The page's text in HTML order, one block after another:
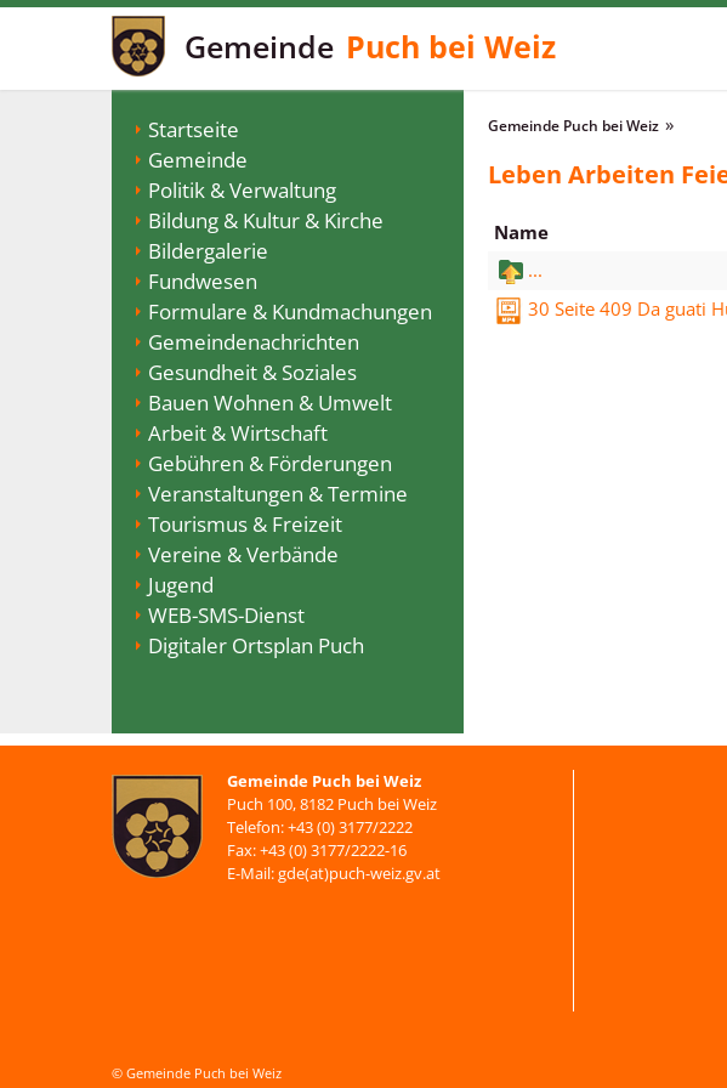
Gemeinde Puch bei Weiz
Startseite
Gemeinde
Politik & Verwaltung
Bildung & Kultur & Kirche
Bildergalerie
Fundwesen
Formulare & Kundmachungen
Gemeindenachrichten
Gesundheit & Soziales
Bauen Wohnen & Umwelt
Arbeit & Wirtschaft
Gebühren & Förderungen
Veranstaltungen & Termine
Tourismus & Freizeit
Vereine & Verbände
Jugend
WEB-SMS-Dienst
Digitaler Ortsplan Puch
Gemeinde Puch bei Weiz
Leben Arbeiten
Name
...
30 Seite 409 Da guati
Gemeinde Puch bei Weiz
Puch 100, 8182 Puch bei Weiz
Telefon: +43 (0) 3177/2222
Fax: +43 (0) 3177/2222-16
E-Mail: gde(at)puch-weiz.gv.at
© Gemeinde Puch bei Weiz